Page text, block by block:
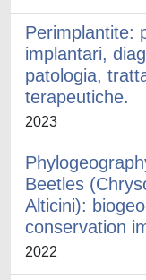
Perimplantite:
implantari,
patologia,
terapeutiche.
2023
Beetles
Alticini):
conservation
2022